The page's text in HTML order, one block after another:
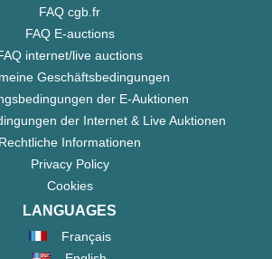
FAQ cgb.fr
FAQ E-auctions
internet/live auctions
Geschäftsbedingungen
der E-Auktionen
der Internet & Live Auktionen
Rechtliche Informationen
Privacy Policy
Cookies
LANGUAGES
Français